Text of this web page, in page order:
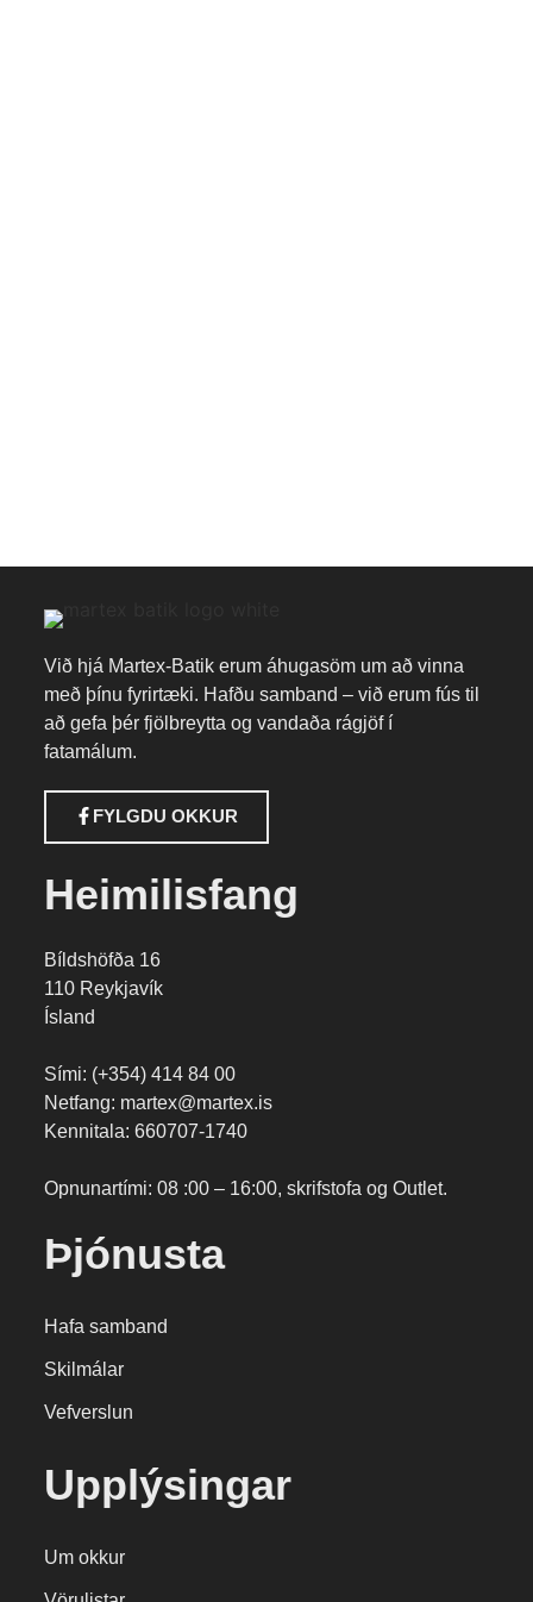
Við hjá Martex-Batik erum áhugasöm um að vinna
með þínu fyrirtæki. Hafðu samband – við erum fús til
að gefa þér fjölbreytta og vandaða rágjöf í
fatamálum.
FYLGDU OKKUR
Heimilisfang
Bíldshöfða 16
110 Reykjavík
Ísland
Sími: (+354) 414 84 00
Netfang: martex@martex.is
Kennitala: 660707-1740
Opnunartími: 08 :00 – 16:00, skrifstofa og Outlet.
Þjónusta
Hafa samband
Skilmálar
Vefverslun
Upplýsingar
Um okkur